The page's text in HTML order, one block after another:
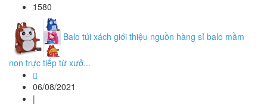
1580
Balo túi xách giới thiệu nguồn hàng sỉ balo mầm
non trực tiếp từ xưở...
06/08/2021
|